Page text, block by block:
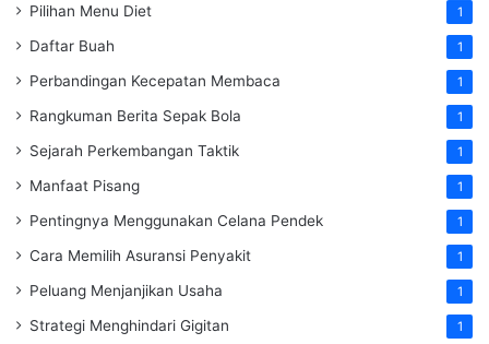
Pilihan Menu Diet 1
Daftar Buah 1
Perbandingan Kecepatan Membaca 1
Rangkuman Berita Sepak Bola 1
Sejarah Perkembangan Taktik 1
Manfaat Pisang 1
Pentingnya Menggunakan Celana Pendek 1
Cara Memilih Asuransi Penyakit 1
Peluang Menjanjikan Usaha 1
Strategi Menghindari Gigitan 1